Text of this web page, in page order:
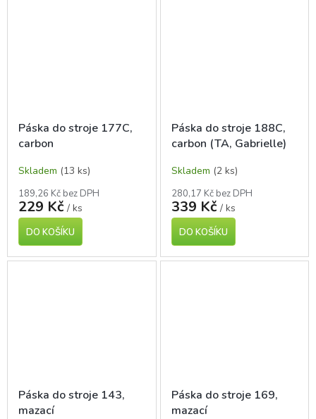
Páska do stroje 177C,
carbon
Skladem (13 ks)
189,26 Kč bez DPH
229 Kč / ks
DO KOŠÍKU
Páska do stroje 188C,
carbon (TA, Gabrielle)
Skladem (2 ks)
280,17 Kč bez DPH
339 Kč / ks
DO KOŠÍKU
Páska do stroje 143,
mazací
Páska do stroje 169,
mazací